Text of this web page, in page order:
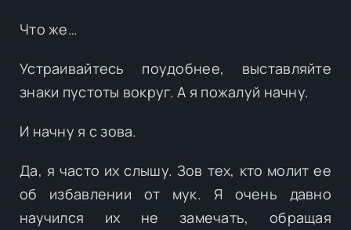
Что же…
Устраивайтесь поудобнее, выставляйте
знаки пустоты вокруг. А я пожалуй начну.
И начну я с зова.
Да, я часто их слышу. Зов тех, кто молит ее
об избавлении от мук. Я очень давно
научился их не замечать, обращая